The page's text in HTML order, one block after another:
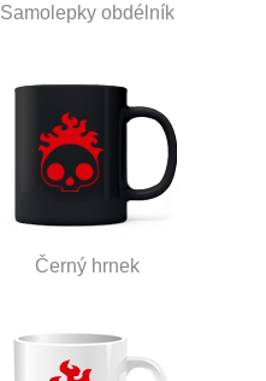
Samolepky obdélník
Černý hrnek